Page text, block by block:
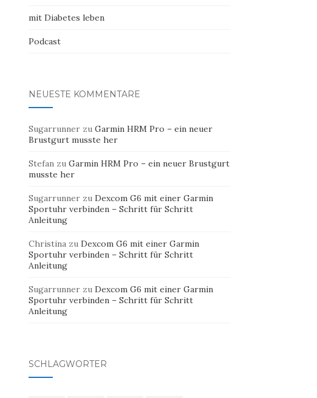
mit Diabetes leben
Podcast
NEUESTE KOMMENTARE
Sugarrunnerzu Garmin HRM Pro – ein neuer
Brustgurt musste her
Stefanzu Garmin HRM Pro – ein neuer Brustgurt
musste her
Sugarrunnerzu Dexcom G6 mit einer Garmin
Sportuhr verbinden – Schritt für Schritt
Anleitung
Christinazu Dexcom G6 mit einer Garmin
Sportuhr verbinden – Schritt für Schritt
Anleitung
Sugarrunnerzu Dexcom G6 mit einer Garmin
Sportuhr verbinden – Schritt für Schritt
Anleitung
SCHLAGWÖRTER